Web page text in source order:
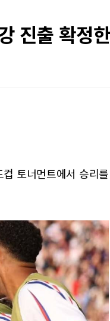
진출 확정
토너먼트에서 승리를